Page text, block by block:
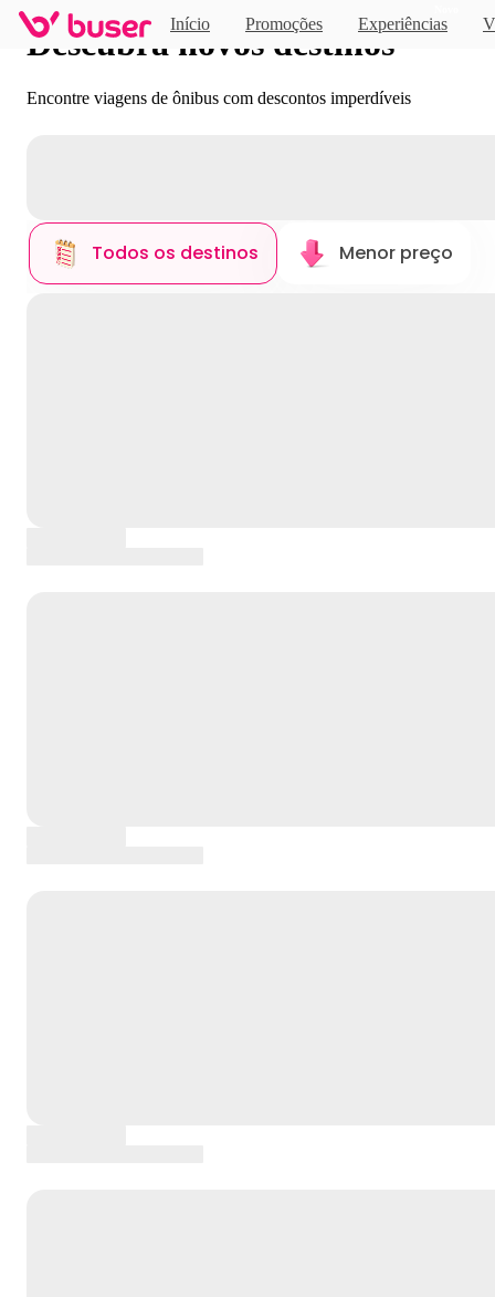
Início Promoções Experiências
Descubra novos destinos
Encontre viagens de ônibus com descontos imperdíveis
Todos os destinos Menor preço